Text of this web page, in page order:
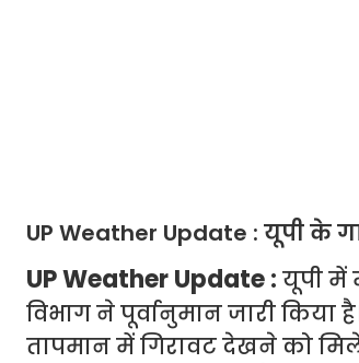
UP Weather Update : यूपी के
UP Weather Update : यूपी में
विभाग ने पूर्वानुमान जारी
तापमान में गिरावट देखने को